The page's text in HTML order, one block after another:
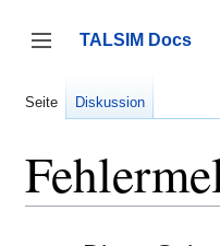
springen
Seitenleiste umschalten
TALSIM Docs
Seite Diskussion